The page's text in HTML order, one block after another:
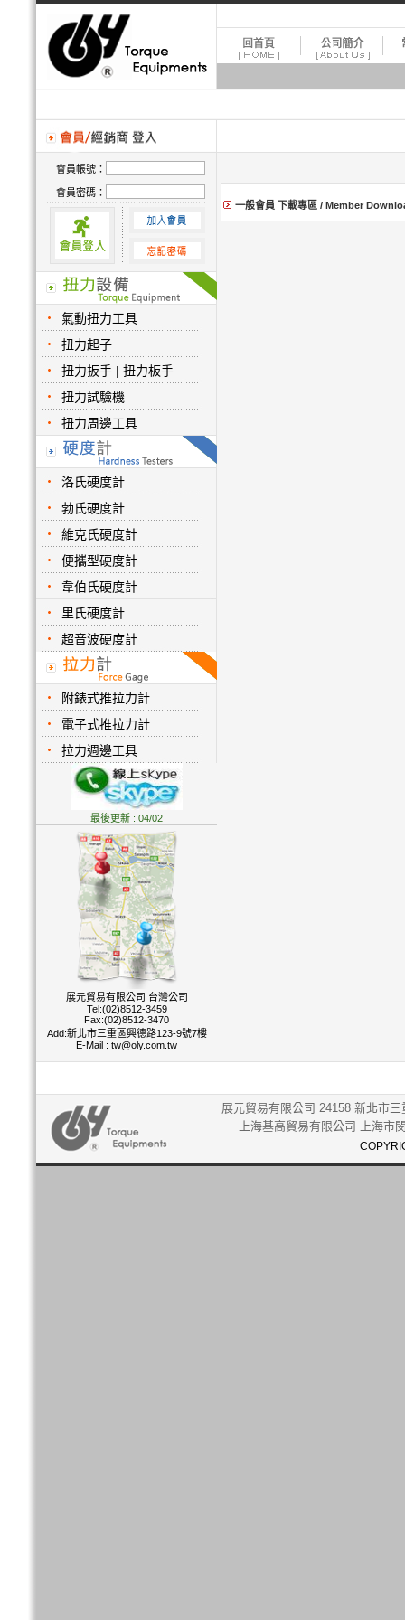
會員帳號：
會員密碼：
氣動扭力工具
扭力起子
扭力扳手 | 扭力板手
扭力試驗機
扭力周邊工具
洛氏硬度計
勃氏硬度計
維克氏硬度計
便攜型硬度計
韋伯氏硬度計
里氏硬度計
超音波硬度計
附錶式推拉力計
電子式推拉力計
拉力週邊工具
最後更新 : 04/02
展元貿易有限公司 台灣公司
Tel:(02)8512-3459
Fax:(02)8512-3470
Add:新北市三重區興德路123-9號7樓
E-Mail : tw@oly.com.tw
一般會員 下載專區 / Member
展元貿易有限公司 24158 新北市
上海基高貿易有限公司 上海